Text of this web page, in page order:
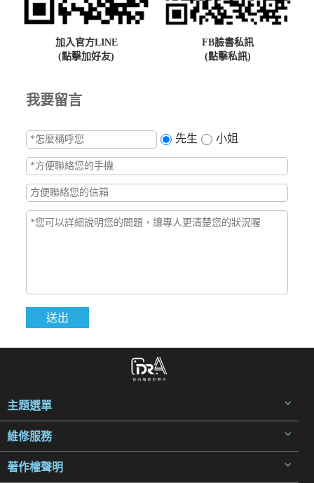
加入官方LINE
(點擊加好友)
FB臉書私訊
(點擊私訊)
我要留言
先生 小姐
主題選單
維修服務
著作權聲明